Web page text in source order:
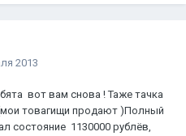
2013
вот вам снова ! Таже тачка
товагищи продают )Полный
состояние 1130000 рублёв,